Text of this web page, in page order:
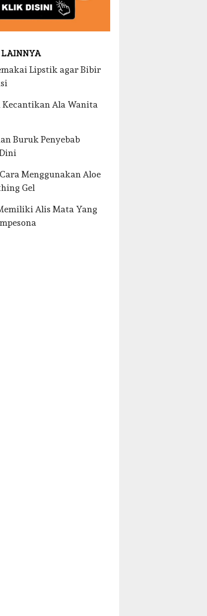
Lipstik agar Bibir
Kecantikan Ala Wanita
Buruk Penyebab
Menggunakan Aloe
Gel
Alis Mata Yang